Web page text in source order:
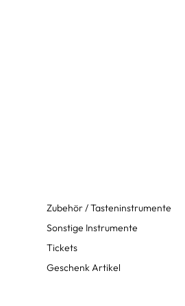
Zubehör / Tasteninstrumente
Sonstige Instrumente
Tickets
Geschenk Artikel